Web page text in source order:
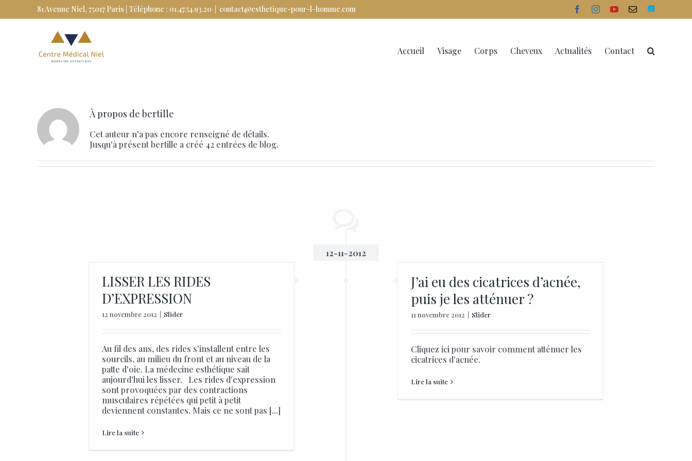
81 Avenue Niel, 75017 Paris | Téléphone : 01.47.54.93.20 contact@esthetique-pour-l-homme.com facebookinstagram
youtubeEmailDoctolib
Accueil Visage Corps Cheveux Actualités Contact
À propos debertille
Cet auteur n'a pas encore renseigné de détails.
Jusqu'à présent bertille a créé 42 entrées de blog.
12-11-2012
LISSER LES RIDES
D’EXPRESSION
12 novembre 2012 Slider
Au fil des ans, des rides s'installent entre les
sourcils, au milieu du front et au niveau de la
patte d'oie. La médecine esthétique sait
aujourd'hui les lisser. Les rides d'expression
sont provoquées par des contractions
musculaires répétées qui petit à petit
deviennent constantes. Mais ce ne sont pas [...]
Lire la suite
J’ai eu des cicatrices d’acnée,
puis je les atténuer ?
11 novembre 2012 Slider
Cliquez ici pour savoir comment atténuer les
cicatrices d'acnée.
Lire la suite